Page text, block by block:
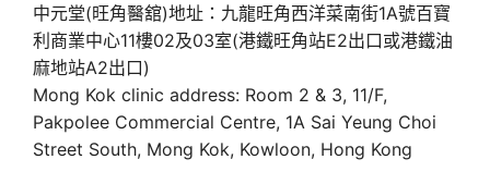
中元堂(旺角醫舘)地址：九龍旺角西洋菜南街1A號百寶
利商業中心11樓02及03室(港鐵旺角站E2出口或港鐵油
麻地站A2出口)
Mong Kok clinic address: Room 2 & 3, 11/F,
Pakpolee Commercial Centre, 1A Sai Yeung Choi
Street South, Mong Kok, Kowloon, Hong Kong